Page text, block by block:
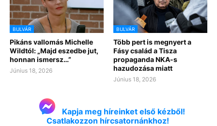
BULVÁR
Pikáns vallomás Michelle
Wildtól: „Majd eszedbe jut,
honnan ismersz…”
Június 18, 2026
BULVÁR
Több pert is megnyert a
Fásy család a Tisza
propaganda NKA-s
hazudozása miatt
Június 18, 2026
Kapja meg híreinket első kézből!
Csatlakozzon hírcsatornánkhoz!